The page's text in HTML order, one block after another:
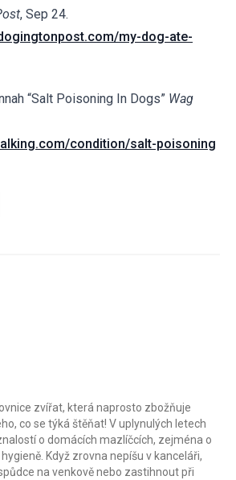
, Sep 24.
my-dog-ate-
“Salt Poisoning In Dogs” Wag
condition/salt-poisoning
zvířat, která naprosto zbožňuje
co se týká štěňat! V uplynulých letech
o domácích mazlíčcích, zejména o
Když zrovna nepíšu v kanceláři,
na venkově nebo zastihnout při